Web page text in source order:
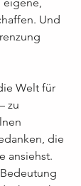
Und
Welt für
zu
die
ansiehst.